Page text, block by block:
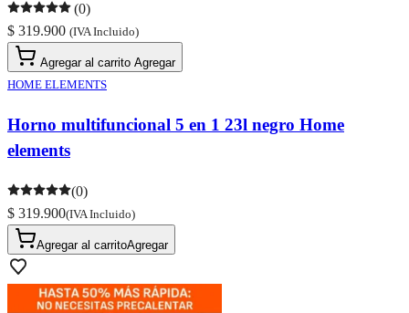
(0)
$ 319.900 (IVA Incluido)
Agregar al carrito Agregar
HOME ELEMENTS
Horno multifuncional 5 en 1 23l negro Home
elements
(0)
$ 319.900(IVA Incluido)
Agregar al carritoAgregar